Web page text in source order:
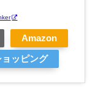
Amazon
ッピング